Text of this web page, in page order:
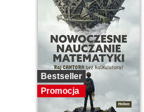
Bestseller
Promocja